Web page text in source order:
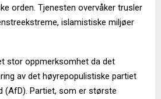
orden. Tjenesten overvåker trusler
islamistiske miljøer
stor oppmerksomhet da det
av det høyrepopulistiske partiet
(AfD). Partiet, som er største